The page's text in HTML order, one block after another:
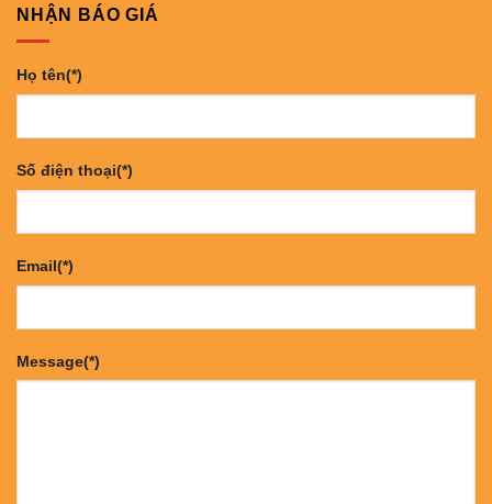
NHẬN BÁO GIÁ
Họ tên(*)
Số điện thoại(*)
Email(*)
Message(*)